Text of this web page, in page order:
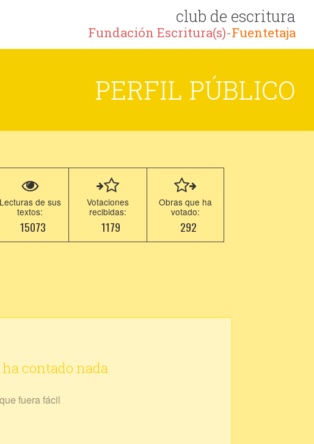
club de escritura
Fundación Escritura(s)-Fuentetaja
PERFIL PÚBLICO
Lecturas de sus
textos:
15073
Votaciones
recibidas:
1179
Obras que ha
votado:
292
contado nada
fuera fácil